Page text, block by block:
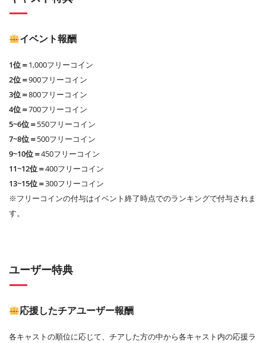
イベント報酬
1位＝1,000フリーコイン
2位＝900フリーコイン
3位＝800フリーコイン
4位＝700フリーコイン
5~6位＝550フリーコイン
7~8位＝500フリーコイン
9~10位＝450フリーコイン
11~12位＝400フリーコイン
13~15位＝300フリーコイン
※フリーコインの付与はイベント終了時点でのランキングで付与されま
す。
ユーザー特典
応援したチアユーザー報酬
各キャストの順位に応じて、チアした方の中から各キャスト内の応援ラ